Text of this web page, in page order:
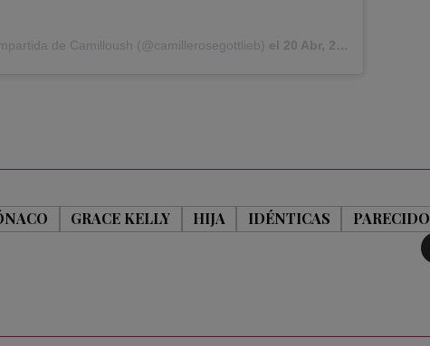
de Camilloush (@camillerosegottlieb) el 20 Abr, 2020 a las 11:41 PDT
GRACE KELLY HIJA IDÉNTICAS PARECIDO